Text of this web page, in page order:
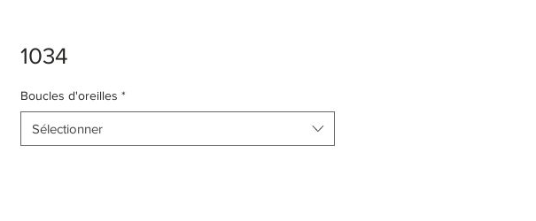
1034
Boucles d'oreilles *
Sélectionner